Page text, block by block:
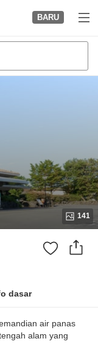
BARU
141
dasar
air panas
alam yang